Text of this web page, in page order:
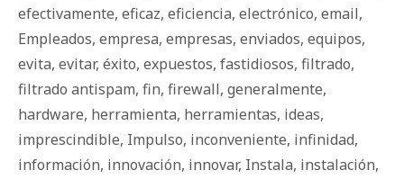
efectivamente, eficaz, eficiencia, electrónico, email,
Empleados, empresa, empresas, enviados, equipos,
evita, evitar, éxito, expuestos, fastidiosos, filtrado,
filtrado antispam, fin, firewall, generalmente,
hardware, herramienta, herramientas, ideas,
imprescindible, Impulso, inconveniente, infinidad,
información, innovación, innovar, Instala, instalación,